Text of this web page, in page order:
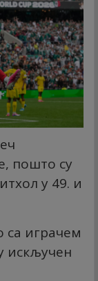
пошто су
у 49. и
са играчем
искључен